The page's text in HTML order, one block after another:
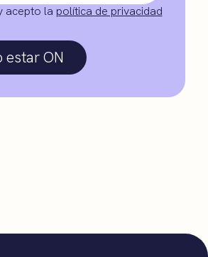
acepto la política de privacidad
estar ON